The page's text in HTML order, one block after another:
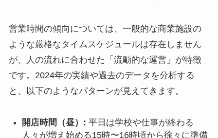
営業時間の傾向については、一般的な商業施設の
ような厳格なタイムスケジュールは存在しません
が、人の流れに合わせた「流動的な運営」が特徴
です。2024年の実績や過去のデータを分析する
と、以下のようなパターンが見えてきます。
開店時間（昼）: 平日は学校や仕事が終わる
人々が増え始める15時〜16時頃から徐々に準備